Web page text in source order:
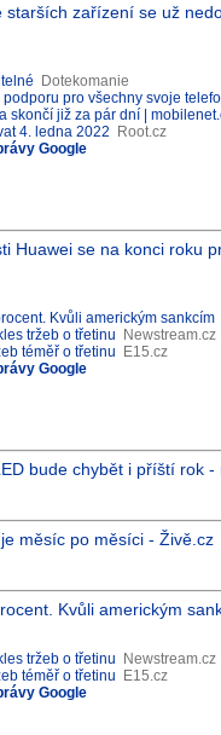
zařízení se už
Dotekomanie
pro všechny svoje
skončí již za pár dní |
4. ledna 2022
Root.cz
Google
Huawei se na konci roku
Kvůli americkým sankcím
tržeb o třetinu
Newstream.cz
téměř o třetinu
E15.cz
Google
bude chybět i příští rok -
měsíc po měsíci - Živě.cz
Kvůli americkým
tržeb o třetinu
Newstream.cz
téměř o třetinu
E15.cz
Google